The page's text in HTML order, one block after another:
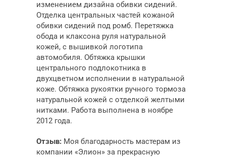
изменением дизайна обивки сидений.
Отделка центральных частей кожаной
обивки сидений под ромб. Перетяжка
обода и клаксона руля натуральной
кожей, с вышивкой логотипа
автомобиля. Обтяжка крышки
центрального подлокотника в
двухцветном исполнении в натуральной
коже. Обтяжка рукоятки ручного тормоза
натуральной кожей с отделкой желтыми
нитками. Работа выполнена в ноябре
2012 года.
Отзыв: Моя благодарность мастерам из
компании «Элион» за прекрасную